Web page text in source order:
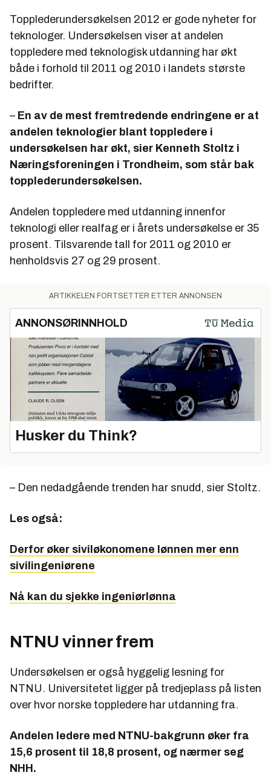
Topplederundersøkelsen 2012 er gode nyheter for
teknologer. Undersøkelsen viser at andelen
toppledere med teknologisk utdanning har økt
både i forhold til 2011 og 2010 i landets største
bedrifter.
– En av de mest fremtredende endringene er at
andelen teknologier blant toppledere i
undersøkelsen har økt, sier Kenneth Stoltz i
Næringsforeningen i Trondheim, som står bak
topplederundersøkelsen.
Andelen toppledere med utdanning innenfor
teknologi eller realfag er i årets undersøkelse er 35
prosent. Tilsvarende tall for 2011 og 2010 er
henholdsvis 27 og 29 prosent.
ARTIKKELEN FORTSETTER ETTER ANNONSEN
ANNONSØRINNHOLD
Husker du Think?
– Den nedadgående trenden har snudd, sier Stoltz.
Les også:
Derfor øker siviløkonomene lønnen mer enn
sivilingeniørene
Nå kan du sjekke ingeniørlønna
NTNU vinner frem
Undersøkelsen er også hyggelig lesning for
NTNU. Universitetet ligger på tredjeplass på listen
over hvor norske toppledere har utdanning fra.
Andelen ledere med NTNU-bakgrunn øker fra
15,6 prosent til 18,8 prosent, og nærmer seg
NHH.